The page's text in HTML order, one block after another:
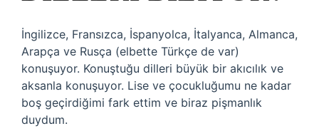
İngilizce, Fransızca, İspanyolca, İtalyanca, Almanca,
Arapça ve Rusça (elbette Türkçe de var)
konuşuyor. Konuştuğu dilleri büyük bir akıcılık ve
aksanla konuşuyor. Lise ve çocukluğumu ne kadar
boş geçirdiğimi fark ettim ve biraz pişmanlık
duydum.